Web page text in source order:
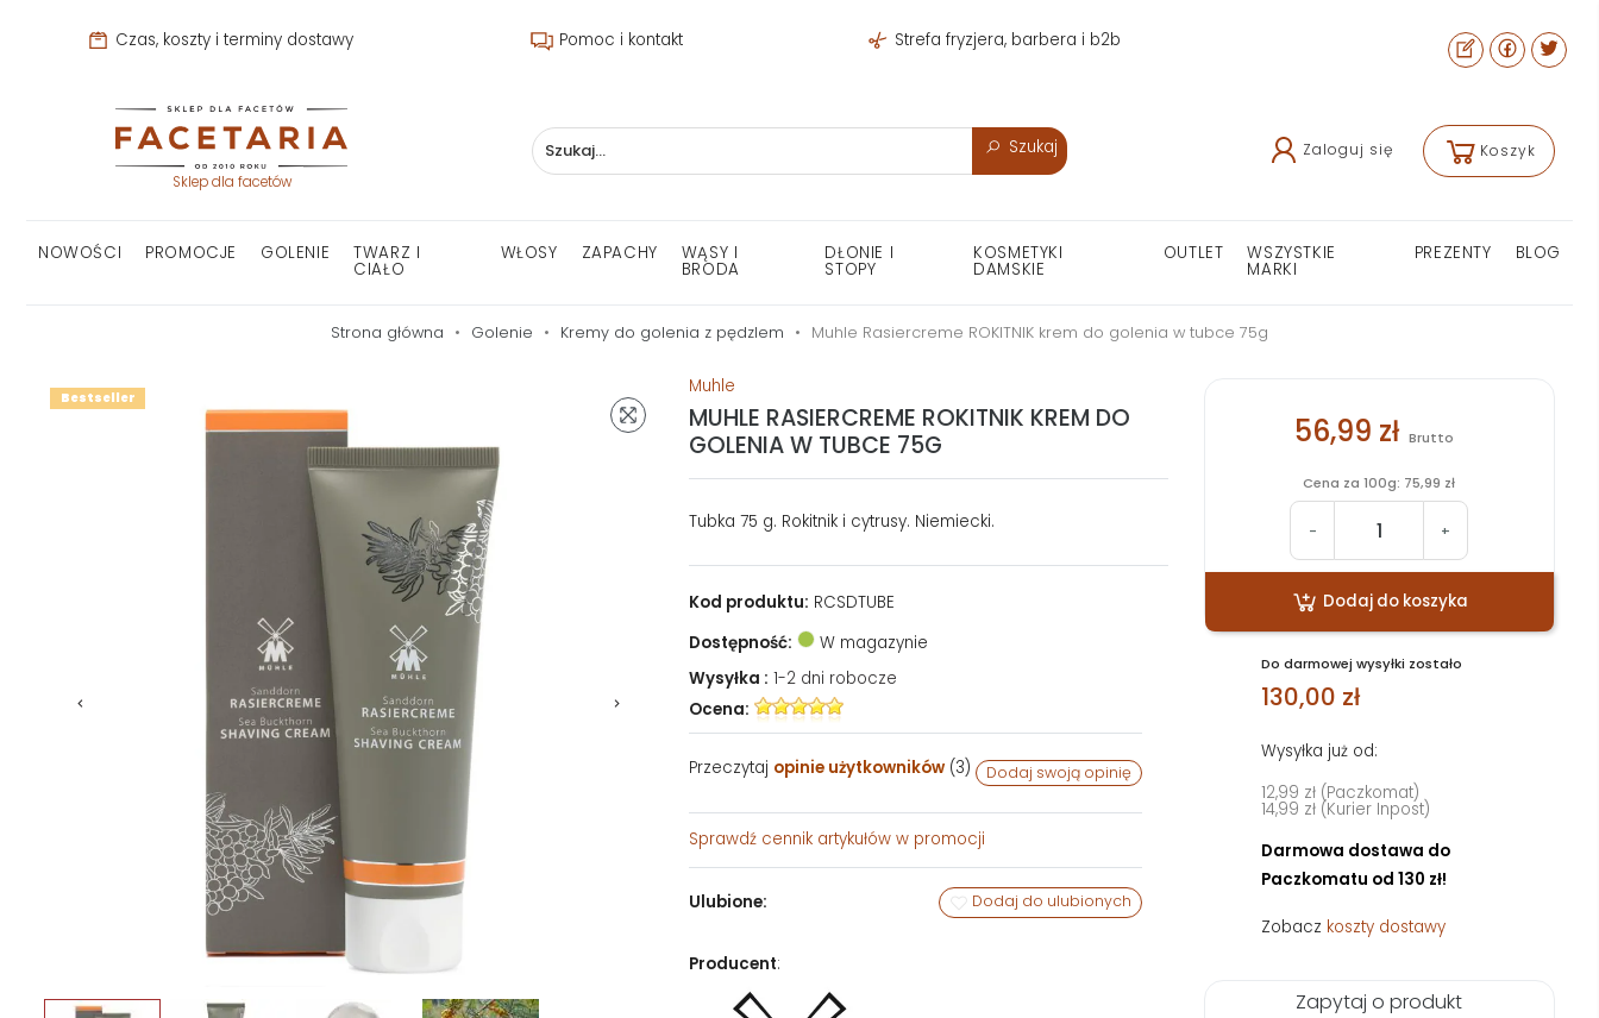
Czas, koszty i terminy dostawy Pomoc i kontakt Strefa fryzjera, barbera i b2b
Sklep dla facetów
Szukaj Zaloguj się Koszyk
NOWOŚCI PROMOCJE GOLENIE TWARZ I
CIAŁO
WŁOSY ZAPACHY WĄSY I
BRODA
DŁONIE I
STOPY
KOSMETYKI
DAMSKIE
OUTLET WSZYSTKIE
MARKI
PREZENTY BLOG
Strona główna Golenie Kremy do golenia z pędzlem Muhle Rasiercreme ROKITNIK krem do golenia w tubce 75g
Bestseller
Muhle
MUHLE RASIERCREME ROKITNIK KREM DO
GOLENIA W TUBCE 75G
Tubka 75 g. Rokitnik i cytrusy. Niemiecki.
Kod produktu: RCSDTUBE
Dostępność:
W magazynie
Wysyłka : 1-2 dni robocze
Ocena:
Przeczytaj opinie użytkowników(3) Dodaj swoją opinię
Sprawdź cennik artykułów w promocji
Ulubione: Dodaj do ulubionych
Producent:
56,99 zł Brutto
Cena za 100g: 75,99 zł
- +
Dodaj do koszyka
Do darmowej wysyłki zostało
130,00 zł
Wysyłka już od:
12,99 zł (Paczkomat)
14,99 zł (Kurier Inpost)
Darmowa dostawa do
Paczkomatu od 130 zł!
Zobacz koszty dostawy
Zapytaj o produkt